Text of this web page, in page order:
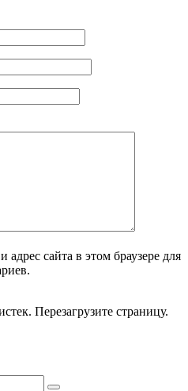
сайта в этом браузере для
Перезагрузите страницу.